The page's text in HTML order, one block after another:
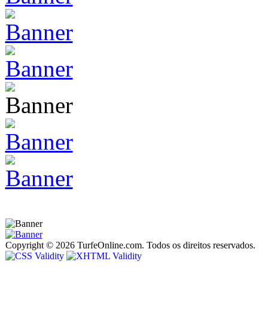
Copyright © 2026 TurfeOnline.com. Todos os direitos reservados.